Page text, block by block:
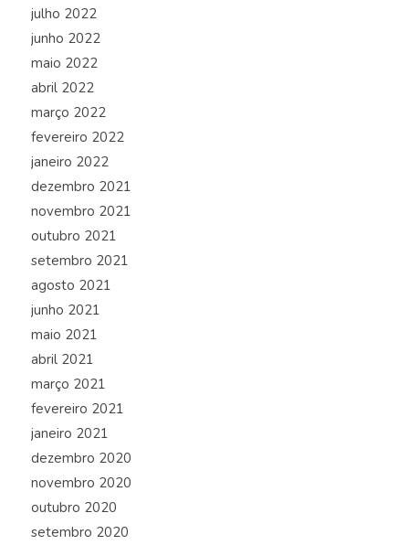
julho 2022
junho 2022
maio 2022
abril 2022
março 2022
fevereiro 2022
janeiro 2022
dezembro 2021
novembro 2021
outubro 2021
setembro 2021
agosto 2021
junho 2021
maio 2021
abril 2021
março 2021
fevereiro 2021
janeiro 2021
dezembro 2020
novembro 2020
outubro 2020
setembro 2020